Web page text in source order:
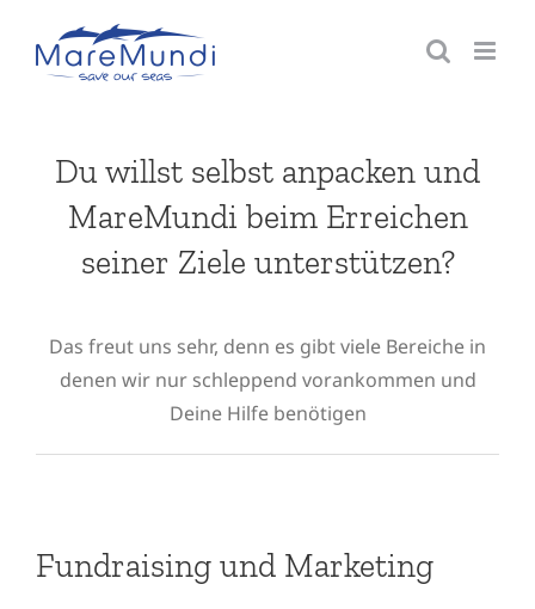
Inhalt
springen
Du willst selbst anpacken und
MareMundi beim Erreichen
seiner Ziele unterstützen?
Das freut uns sehr, denn es gibt viele Bereiche in
denen wir nur schleppend vorankommen und
Deine Hilfe benötigen
Fundraising und Marketing